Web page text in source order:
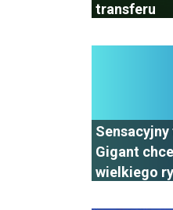
transferu
Gigant
wielkiego